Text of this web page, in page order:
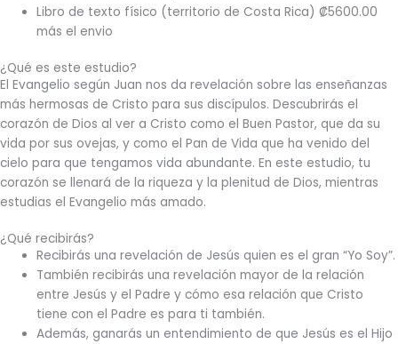
Libro de texto físico (territorio de Costa Rica) ₡5600.00
más el envio
¿Qué es este estudio?
El Evangelio según Juan nos da revelación sobre las enseñanzas
más hermosas de Cristo para sus discípulos. Descubrirás el
corazón de Dios al ver a Cristo como el Buen Pastor, que da su
vida por sus ovejas, y como el Pan de Vida que ha venido del
cielo para que tengamos vida abundante. En este estudio, tu
corazón se llenará de la riqueza y la plenitud de Dios, mientras
estudias el Evangelio más amado.
¿Qué recibirás?
Recibirás una revelación de Jesús quien es el gran “Yo Soy”.
También recibirás una revelación mayor de la relación
entre Jesús y el Padre y cómo esa relación que Cristo
tiene con el Padre es para ti también.
Además, ganarás un entendimiento de que Jesús es el Hijo